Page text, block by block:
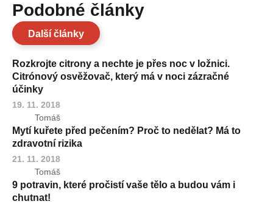
Podobné články
Další články
Rozkrojte citrony a nechte je přes noc v ložnici.
Citrónový osvěžovač, který má v noci zázračné
účinky
19. 11. 2018
Tomáš
Mytí kuřete před pečením? Proč to nedělat? Má to
zdravotní rizika
21. 11. 2018
Tomáš
9 potravin, které pročistí vaše tělo a budou vám i
chutnat!